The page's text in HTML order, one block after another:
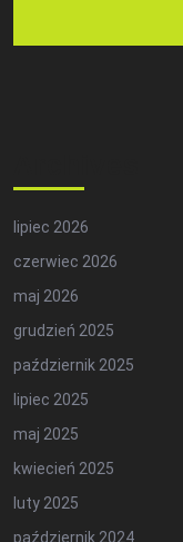
lipiec 2026
czerwiec 2026
maj 2026
grudzień 2025
październik 2025
lipiec 2025
maj 2025
kwiecień 2025
luty 2025
październik 2024